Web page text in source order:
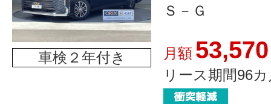
車検２年付き
Ｓ－Ｇ
月額 53,570
リース期間96